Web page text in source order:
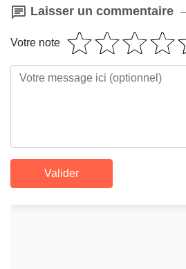
Laisser un commentaire
Votre note